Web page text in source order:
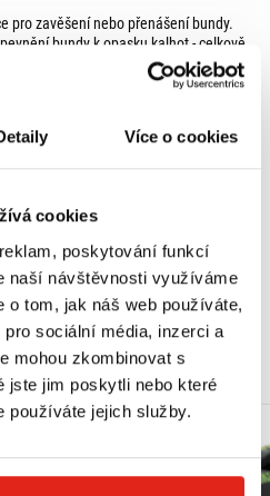
Více o cookies
cookies
poskytování funkcí
naší návštěvnosti využíváme
o tom, jak náš web používáte,
sociální média, inzerci a
mohou zkombinovat s
jste jim poskytli nebo které
používáte jejich služby.
pro zavěšení nebo přenášení bundy.
bundy k opasku kalhot - celkově